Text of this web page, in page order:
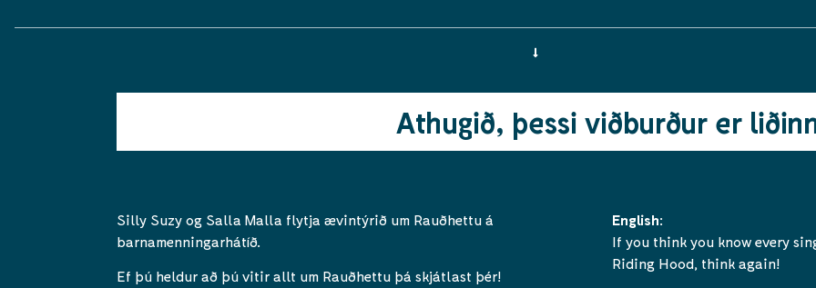
Athugið, þessi viðburður er
Silly Suzy og Salla Malla flytja ævintýrið um Rauðhettu á
barnamenningarhátíð.
Ef þú heldur að þú vitir allt um Rauðhettu þá skjátlast þér!
English:
If you think you know every
Riding Hood, think again!